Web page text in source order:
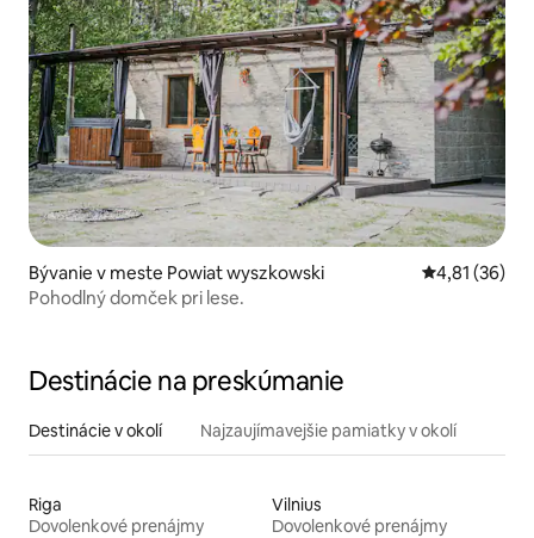
Bývanie v meste Powiat wyszkowski Priemerné
4,81 (36)
Pohodlný domček pri lese.
Destinácie na preskúmanie
Destinácie v okolí Najzaujímavejšie pamiatky v okolí
Riga
Dovolenkové prenájmy
Vilnius
Dovolenkové prenájmy